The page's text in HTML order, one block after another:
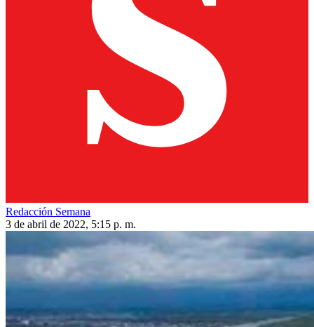
Redacción Semana
3 de abril de 2022, 5:15 p. m.